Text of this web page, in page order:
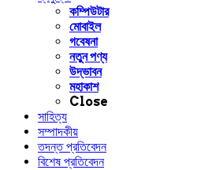
কম্পিউটার
মোবাইল
গবেষনা
নতুন পণ্য
উদ্ভাবন
মহাকাশ
Close
সাহিত্য
সম্পাদকীয়
তদন্ত প্রতিবেদন
বিশেষ প্রতিবেদন